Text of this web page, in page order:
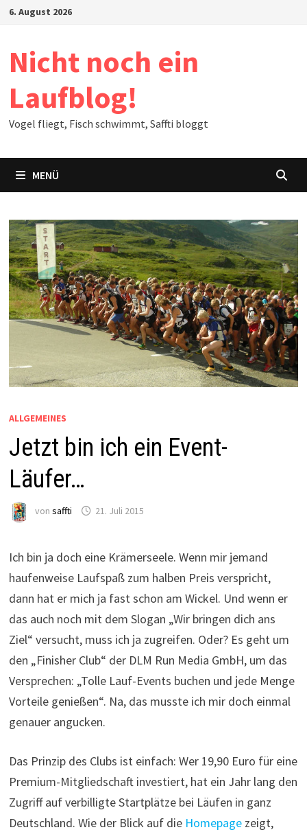
Zum6. August 2026
Nicht noch ein
Laufblog!
Vogel fliegt, Fisch schwimmt, Saffti bloggt
MENÜ
ALLGEMEINES
Jetzt bin ich ein Event-
Läufer…
von saffti 21. Juli 2015
Ich bin ja doch eine Krämerseele. Wenn mir jemand
haufenweise Laufspaß zum halben Preis verspricht,
dann hat er mich ja fast schon am Wickel. Und wenn er
das auch noch mit dem Slogan „Wir bringen dich ans
Ziel“ versucht, muss ich ja zugreifen. Oder? Es geht um
den „Finisher Club“ der DLM Run Media GmbH, um das
Versprechen: „Tolle Lauf-Events buchen und jede Menge
Vorteile genießen“. Na, das musste ich mir doch einmal
genauer angucken.
Das Prinzip des Clubs ist einfach: Wer 19,90 Euro für eine
Premium-Mitgliedschaft investiert, hat ein Jahr lang den
Zugriff auf verbilligte Startplätze bei Läufen in ganz
Deutschland. Wie der Blick auf die Homepagezeigt,